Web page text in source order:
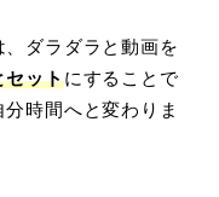
ダラダラと動画を
セットにすることで
時間へと変わりま